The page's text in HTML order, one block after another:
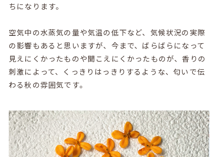
ちになります。
空気中の水蒸気の量や気温の低下など、気候状況の実際
の影響もあると思いますが、今まで、ばらばらになって
見えにくかったものや聞こえにくかったものが、香りの
刺激によって、くっきりはっきりするような、匂いで伝
わる秋の雰囲気です。